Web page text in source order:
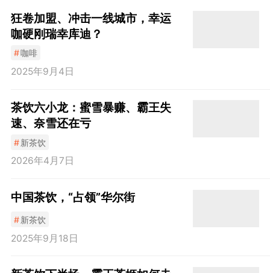
狂卷加盟、冲击一线城市，幸运
咖硬刚瑞幸库迪？
#咖啡
2025年9月4日
茶饮六小龙：蜜雪暴赚、霸王失
速、奈雪还在亏
#新茶饮
2026年4月7日
中国茶饮，“占领”华尔街
#新茶饮
2025年9月18日